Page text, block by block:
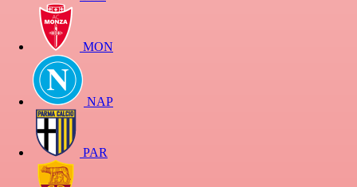
MON
NAP
PAR